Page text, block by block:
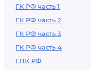
ГК РФ часть 1
ГК РФ часть 2
ГК РФ часть 3
ГК РФ часть 4
ГПК РФ